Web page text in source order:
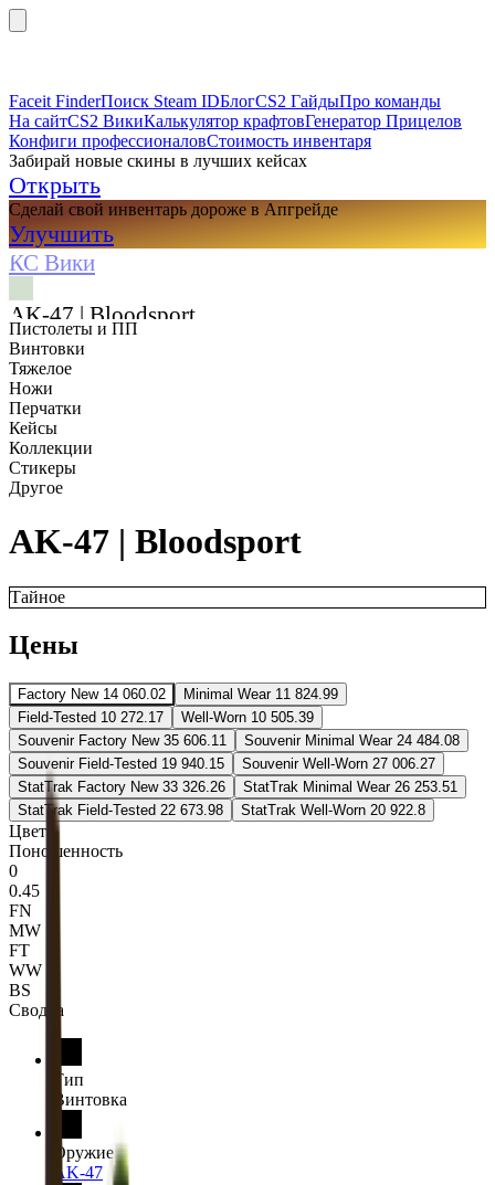
Faceit FinderПоиск Steam IDБлогCS2 ГайдыПро команды
На сайтCS2 ВикиКалькулятор крафтовГенератор Прицелов
Конфиги профессионаловСтоимость инвентаря
Забирай новые скины в лучших кейсах
Открыть
Сделай свой инвентарь дороже в Апгрейде
Улучшить
КС Вики
AK-47 | Bloodsport
Пистолеты и ПП
Винтовки
Тяжелое
Ножи
Перчатки
Кейсы
Коллекции
Стикеры
Другое
AK-47 | Bloodsport
Тайное
Цены
Factory New 14 060.02 Minimal Wear 11 824.99
Field-Tested 10 272.17 Well-Worn 10 505.39
Souvenir Factory New 35 606.11 Souvenir Minimal Wear 24 484.08
Souvenir Field-Tested 19 940.15 Souvenir Well-Worn 27 006.27
StatTrak Factory New 33 326.26 StatTrak Minimal Wear 26 253.51
StatTrak Field-Tested 22 673.98 StatTrak Well-Worn 20 922.8
Цвета
Поношенность
0
0.45
FN
MW
FT
WW
BS
Сводка
Тип
Винтовка
Оружие
AK-47